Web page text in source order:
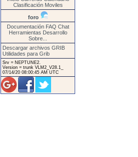
Clasificación Moviles
foro
Documentación FAQ Chat
Herramientas Desarrollo
Sobre...
Descargar archivos GRIB
Utilidades para Grib
Srv = NEPTUNE2.
Version = trunk VLM2_V28.1_
07/14/20 08:00:45 AM UTC